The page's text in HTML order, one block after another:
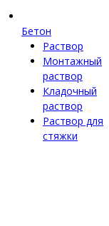
Бетон
Раствор
Монтажный
раствор
Кладочный
раствор
Раствор для
стяжки